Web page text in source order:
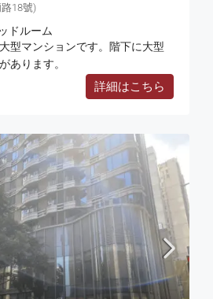
18號)
ドルーム
型マンションです。階下に大型
あります。
詳細はこちら